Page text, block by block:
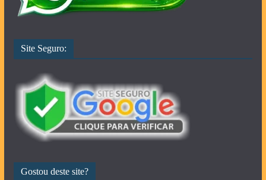
Site Seguro:
Gostou deste site?